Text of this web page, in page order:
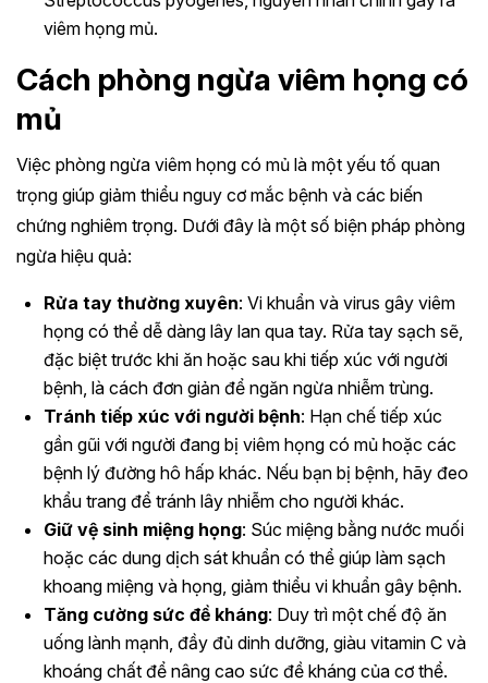
viêm họng mủ.
Cách phòng ngừa viêm họng có
mủ
Việc phòng ngừa viêm họng có mủ là một yếu tố quan
trọng giúp giảm thiểu nguy cơ mắc bệnh và các biến
chứng nghiêm trọng. Dưới đây là một số biện pháp phòng
ngừa hiệu quả:
Rửa tay thường xuyên: Vi khuẩn và virus gây viêm
họng có thể dễ dàng lây lan qua tay. Rửa tay sạch sẽ,
đặc biệt trước khi ăn hoặc sau khi tiếp xúc với người
bệnh, là cách đơn giản để ngăn ngừa nhiễm trùng.
Tránh tiếp xúc với người bệnh: Hạn chế tiếp xúc
gần gũi với người đang bị viêm họng có mủ hoặc các
bệnh lý đường hô hấp khác. Nếu bạn bị bệnh, hãy đeo
khẩu trang để tránh lây nhiễm cho người khác.
Giữ vệ sinh miệng họng: Súc miệng bằng nước muối
hoặc các dung dịch sát khuẩn có thể giúp làm sạch
khoang miệng và họng, giảm thiểu vi khuẩn gây bệnh.
Tăng cường sức đề kháng: Duy trì một chế độ ăn
uống lành mạnh, đầy đủ dinh dưỡng, giàu vitamin C và
khoáng chất để nâng cao sức đề kháng của cơ thể.